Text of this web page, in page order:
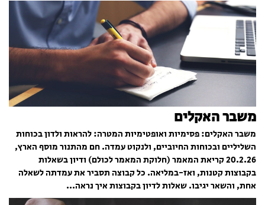
משבר האקלים
משבר האקלים: פסימיות ואופטימיות המטרה: להראות ולדון בכוחות
השליליים ובכוחות החיוביים, ולנקוט עמדה. חם מהתנור מוסף הארץ,
20.2.26 קריאת המאמר (חלוקת המאמר לכולם) ודיון בשאלות
בקבוצות קטנות, ואז-במליאה. כל קבוצה תסביר את עמדתה לשאלה
אחת, והשאר יגיבו. שאלות לדיון בקבוצות איך נראה...